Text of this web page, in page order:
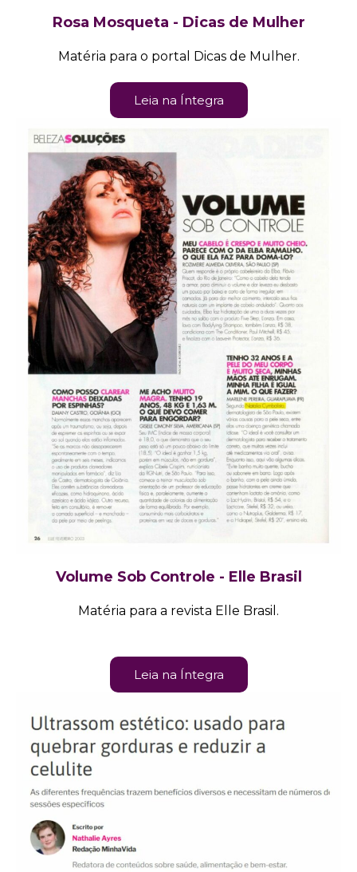
Rosa Mosqueta - Dicas de Mulher
Matéria para o portal Dicas de Mulher.
Leia na Íntegra
Volume Sob Controle - Elle Brasil
Matéria para a revista Elle Brasil.
Leia na Íntegra